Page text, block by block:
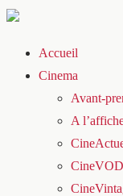
Accueil
Cinema
Avant-
A